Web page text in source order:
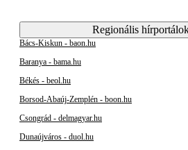
Regionális
Bács-Kiskun - baon.hu
Baranya - bama.hu
Békés - beol.hu
Borsod-Abaúj-Zemplén - boon.hu
Csongrád - delmagyar.hu
Dunaújváros - duol.hu